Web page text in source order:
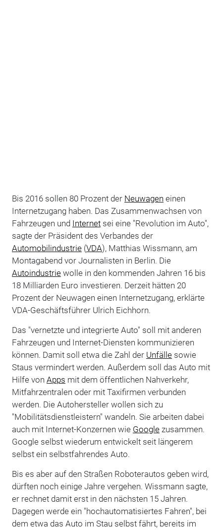
Bis 2016 sollen 80 Prozent der Neuwagen einen
Internetzugang haben. Das Zusammenwachsen von
Fahrzeugen und Internetsei eine "Revolution im Auto",
sagte der Präsident des Verbandes der
Automobilindustrie(VDA), Matthias Wissmann, am
Montagabend vor Journalisten in Berlin. Die
Autoindustriewolle in den kommenden Jahren 16 bis
18 Milliarden Euro investieren. Derzeit hätten 20
Prozent der Neuwagen einen Internetzugang, erklärte
VDA-Geschäftsführer Ulrich Eichhorn.
Das "vernetzte und integrierte Auto" soll mit anderen
Fahrzeugen und Internet-Diensten kommunizieren
können. Damit soll etwa die Zahl der Unfällesowie
Staus vermindert werden. Außerdem soll das Auto mit
Hilfe von Apps mit dem öffentlichen Nahverkehr,
Mitfahrzentralen oder mit Taxifirmen verbunden
werden. Die Autohersteller wollen sich zu
"Mobilitätsdienstleistern" wandeln. Sie arbeiten dabei
auch mit Internet-Konzernen wie Googlezusammen.
Google selbst wiederum entwickelt seit längerem
selbst ein selbstfahrendes Auto.
Bis es aber auf den Straßen Roboterautos geben wird,
dürften noch einige Jahre vergehen. Wissmann sagte,
er rechnet damit erst in den nächsten 15 Jahren.
Dagegen werde ein "hochautomatisiertes Fahren", bei
dem etwa das Auto im Stau selbst fährt, bereits im